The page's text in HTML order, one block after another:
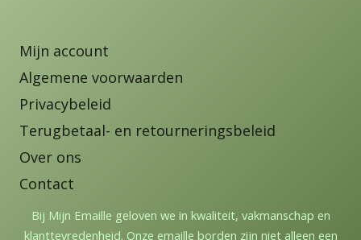
Mijn account
Algemene voorwaarden
Privacybeleid
Terugbetaal- en retourneringsbeleid
Over ons
Contact
Bij Mijn Emaille geloven we in kwaliteit, vakmanschap en
klanttevredenheid. Onze emaille borden zijn niet alleen een